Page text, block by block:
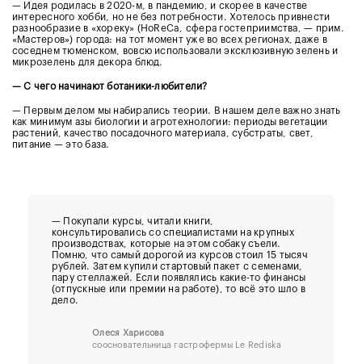
— Идея родилась в 2020-м, в пандемию, и скорее в качестве
интересного хобби, но не без потребности. Хотелось привнести
разнообразие в «хореку» (HoReCa, сфера гостеприимства, — прим.
«Мастеров») города: на тот момент уже во всех регионах, даже в
соседнем тюменском, вовсю использовали эксклюзивную зелень и
микрозелень для декора блюд.
— С чего начинают ботаники-любители?
— Первым делом мы набирались теории. В нашем деле важно знать
как минимум азы биологии и агротехнологии: периоды вегетации
растений, качество посадочного материала, субстраты, свет,
питание — это база.
—
Покупали курсы, читали книги,
консультировались со специалистами на крупных
производствах, которые на этом собаку съели.
Помню, что самый дорогой из курсов стоил 15 тысяч
рублей. Затем купили стартовый пакет с семенами,
пару стеллажей. Если появлялись какие-то финансы
(отпускные или премии на работе), то всё это шло в
дело.
Олеся Харисова
соосновательница гастрофермы Le Rediska